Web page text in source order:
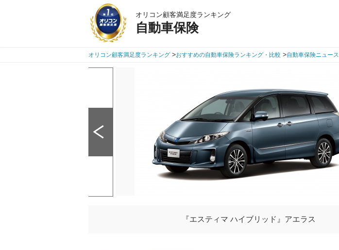
オリコン顧客満足度ランキング
自動車保険
オリコン顧客満足度ランキング >おすすめの自動車保険ランキング・比較 >自動車保険ニュース
『エスティマ ハイブリッド』アエラス